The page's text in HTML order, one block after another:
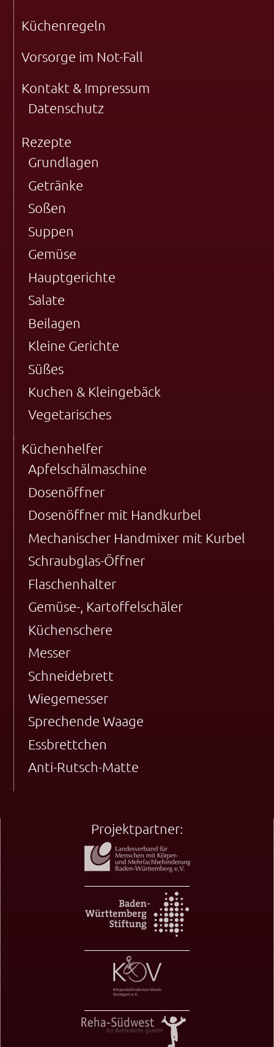
Küchenregeln
Vorsorge im Not-Fall
Kontakt & Impressum
Datenschutz
Rezepte
Grundlagen
Getränke
Soßen
Suppen
Gemüse
Hauptgerichte
Salate
Beilagen
Kleine Gerichte
Süßes
Kuchen & Kleingebäck
Vegetarisches
Küchenhelfer
Apfelschälmaschine
Dosenöffner
Dosenöffner mit Handkurbel
Mechanischer Handmixer mit Kurbel
Schraubglas-Öffner
Flaschenhalter
Gemüse-, Kartoffelschäler
Küchenschere
Messer
Schneidebrett
Wiegemesser
Sprechende Waage
Essbrettchen
Anti-Rutsch-Matte
Projektpartner: